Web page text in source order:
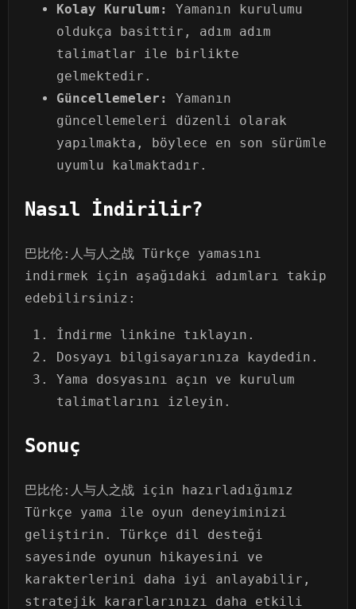
Kolay Kurulum:
Yamanın kurulumu
oldukça basittir, adım adım
talimatlar ile birlikte
gelmektedir.
Güncellemeler:
Yamanın
güncellemeleri düzenli olarak
yapılmakta, böylece en son sürümle
uyumlu kalmaktadır.
Nasıl İndirilir?
巴比伦:人与人之战 Türkçe yamasını
indirmek için aşağıdaki adımları takip
edebilirsiniz:
İndirme linkine tıklayın.
Dosyayı bilgisayarınıza kaydedin.
Yama dosyasını açın ve kurulum
talimatlarını izleyin.
Sonuç
巴比伦:人与人之战 için hazırladığımız
Türkçe yama ile oyun deneyiminizi
geliştirin. Türkçe dil desteği
sayesinde oyunun hikayesini ve
karakterlerini daha iyi anlayabilir,
stratejik kararlarınızı daha etkili